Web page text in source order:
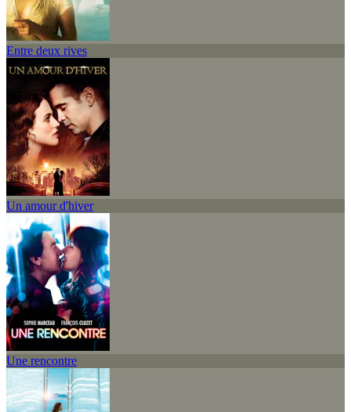
Entre deux rives
Un amour d'hiver
Une rencontre